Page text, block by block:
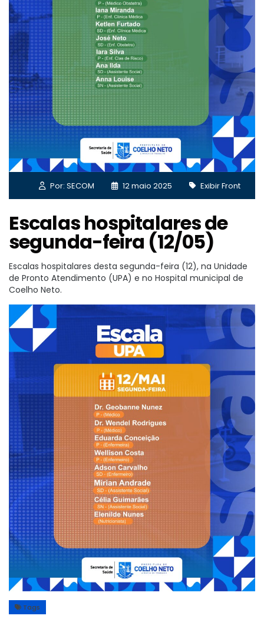
Por: SECOM 12 maio 2025 Exibir Front
Escalas hospitalares de
segunda-feira (12/05)
Escalas hospitalares desta segunda-feira (12), na Unidade
de Pronto Atendimento (UPA) e no Hospital municipal de
Coelho Neto.
Tags